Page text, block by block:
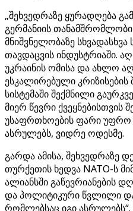
„შეხვედრაზე ყურადღება
გერმანიის
მნიშვნელობაზე
თავდაცვის ინდუსტრიაში.
უკრაინის ომისა და ახლო
ესკალირებული
სისტემაში შექმნილი
მიერ წევრი ქვეყნებისთვის
უსაფრთხოების ფარი
ასრულებს, ვიდრე ოდესმე.
გარდა ამისა, შეხვედრაზე
თურქეთის ხედვა NATO-ს
ალიანსში გაწევრიანების
და პოლიტიკური წვლილი და
რომლებსაც იგი ასრულებს“.